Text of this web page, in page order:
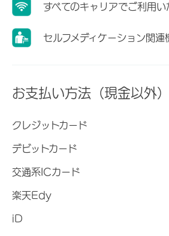
すべてのキャリアでご利用
セルフメディケーション関連
お支払い方法（現金以外）
クレジットカード
デビットカード
交通系ICカード
楽天Edy
iD